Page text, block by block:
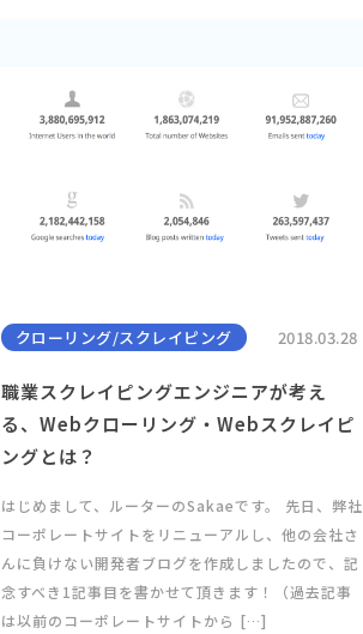
クローリング/スクレイピング 2018.03.28
職業スクレイピングエンジニアが考え
る、Webクローリング・Webスクレイピ
ングとは？
はじめまして、ルーターのSakaeです。 先日、弊社
コーポレートサイトをリニューアルし、他の会社さ
んに負けない開発者ブログを作成しましたので、記
念すべき1記事目を書かせて頂きます！（過去記事
は以前のコーポレートサイトから […]